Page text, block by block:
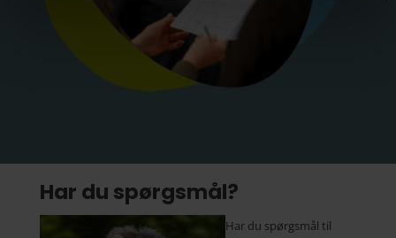
Har du spørgsmål?
Har du spørgsmål til